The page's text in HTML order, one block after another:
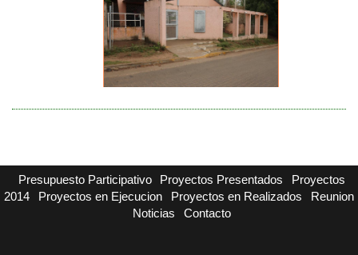
Presupuesto Participativo Proyectos Presentados
Proyectos
2014
Proyectos en Ejecucion Proyectos en Realizados
Reunion
Noticias
Contacto